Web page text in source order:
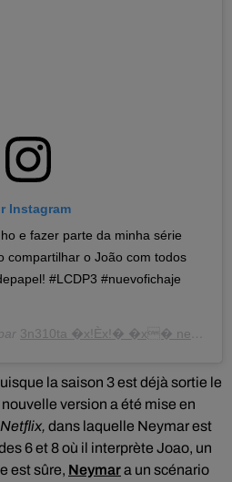
Instagram
e fazer parte da minha série
compartilhar o João com todos
#LCDP3 #nuevofichaje
3n310ta �x!Èx!� �x� neymarjr
la saison 3 est déjà sortie le
version a été mise en
Netflix, dans laquelle Neymar est
6 et 8 où il interprète Joao, un
est sûre, Neymara un scénario